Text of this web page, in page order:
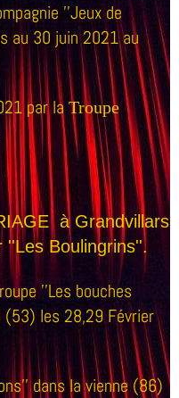
''Jeux de
au 30 juin 2021 au
par laTroupe
à Grandvillars
''Les Boulingrins''.
''Les bouches
(53) les 28,29 Février
dans la vienne (86)